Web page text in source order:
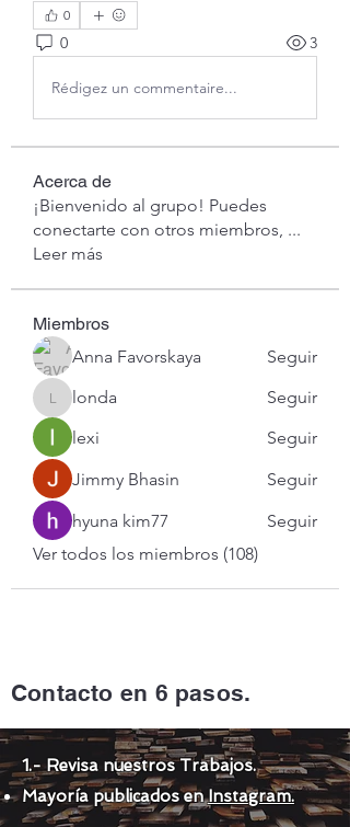
0
0 3
Rédigez un commentaire...
Acerca de
¡Bienvenido al grupo! Puedes
conectarte con otros miembros, ...
Leer más
Miembros
Anna Favorskaya
Seguir
londalonda
Seguir
lexi
Seguir
Jimmy Bhasin
Seguir
hyuna kim77
Seguir
Ver todos los miembros (108)
Contacto en 6 pasos.
1.- Revisa nuestros Trabajos.
Mayoría publicados enInstagram.